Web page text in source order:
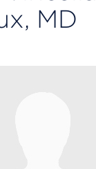
MD